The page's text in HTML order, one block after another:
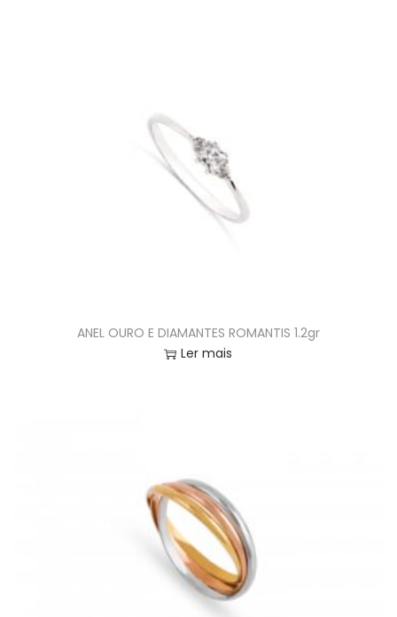
ANEL OURO E DIAMANTES ROMANTIS 1.2gr
Ler mais